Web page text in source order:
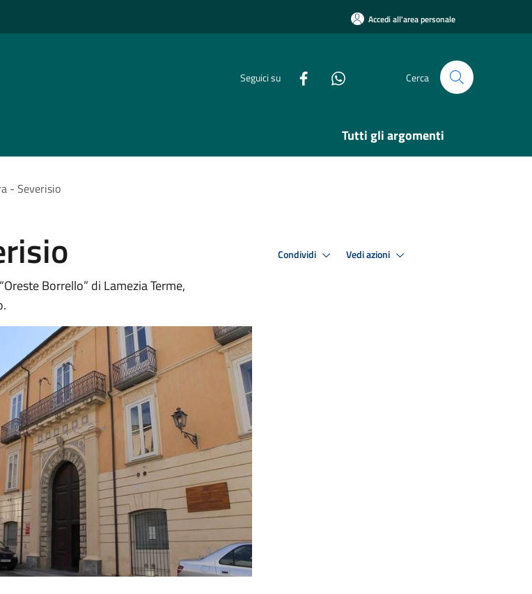
Accedi all'area personale
Seguici su Cerca
Tutti gli argomenti
- Severisio
Borrello” di Lamezia Terme,
Condividi Vedi azioni